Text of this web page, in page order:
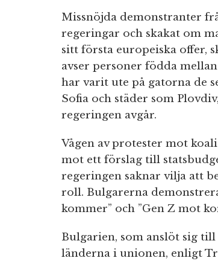
Missnöjda demonstranter
regeringar och skakat om
sitt första europeiska offer,
avser personer födda
har varit ute på gatorna de
Sofia och städer som
regeringen avgår.
Vågen av protester mot
mot ett förslag till
regeringen saknar vilja att
roll. Bulgarerna
kommer” och ”Gen Z mot
Bulgarien, som anslöt sig till
länderna i unionen, enligt